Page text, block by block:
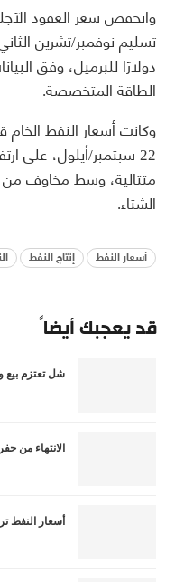
وانخفض سعر العقود
دولارًا للبرميل، وفق
الطاقة المتخصصة.
وكانت أسعار النفط
متتالية، وسط مخاوف
الشتاء.
أسعار النفط إنتاج النفط
قد يعجبك أيضاً
شل تعتزم بيع
الانتهاء من
أسعار النفط